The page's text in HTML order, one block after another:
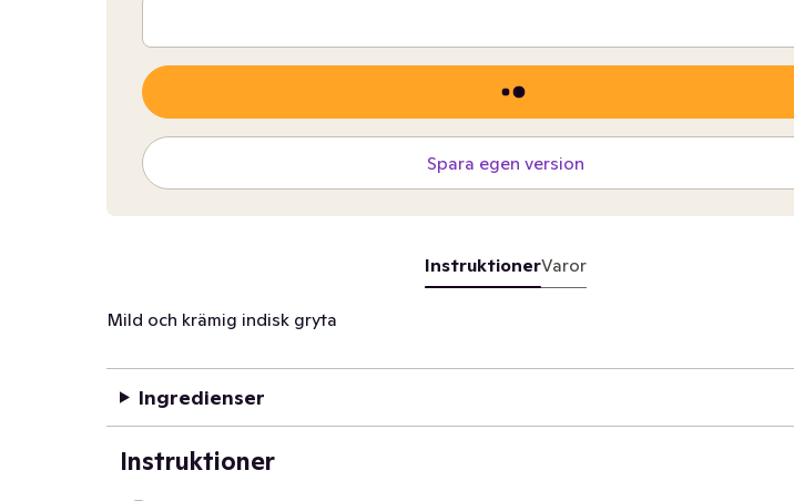
Spara egen version
InstruktionerVaror
Mild och krämig indisk gryta
Ingredienser
Instruktioner